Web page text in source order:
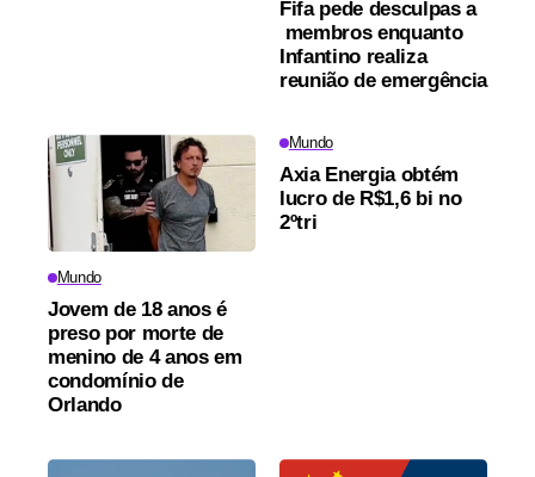
Fifa pede desculpas a
membros enquanto
Infantino realiza
reunião de emergência
Mundo
Jovem de 18 anos é
preso por morte de
menino de 4 anos em
condomínio de
Orlando
Mundo
Axia Energia obtém
lucro de R$1,6 bi no
2ºtri